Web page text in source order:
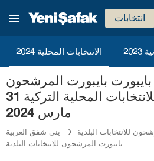
انتخابات
الانتخابات المحلية 2024
بايبورت المرشحون
لرئاسة البلدية للانتخابات المحلية التركية 31
مارس 2024
يني شفق العربية
للانتخابات البلدية
بايبورت المرشحون للانتخابات البلدية
أكسراي
أنطاليا
أرداهان
أرتفين
أيدن
بالق أسير